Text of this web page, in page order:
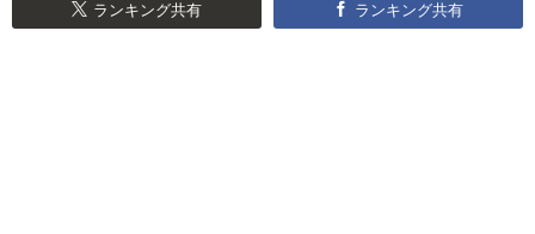
ランキング共有 ランキング共有